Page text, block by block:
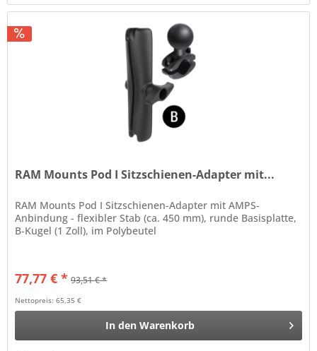
RAM Mounts Pod I Sitzschienen-Adapter mit...
RAM Mounts Pod I Sitzschienen-Adapter mit AMPS-
Anbindung - flexibler Stab (ca. 450 mm), runde Basisplatte,
B-Kugel (1 Zoll), im Polybeutel
77,77 € * 93,51 € *
Nettopreis: 65,35 €
In den Warenkorb